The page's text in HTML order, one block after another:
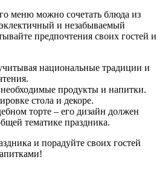
меню можно сочетать блюда из
и незабываемый
предпочтения своих гостей и
национальные традиции и
необходимые продукты и напитки.
стола и декоре.
торте – его дизайн должен
тематике праздника.
и порадуйте своих гостей